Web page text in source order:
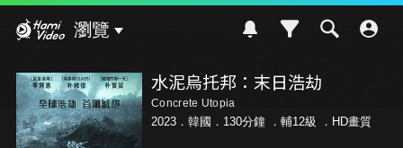
瀏覽
水泥烏托邦：末日浩劫
Concrete Utopia
2023．韓國．130分鐘 ． 輔12級 ．HD畫質